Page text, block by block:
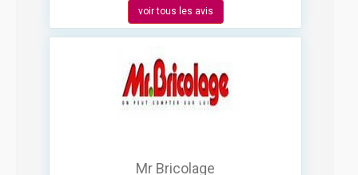
voir tous les avis
Mr Bricolage